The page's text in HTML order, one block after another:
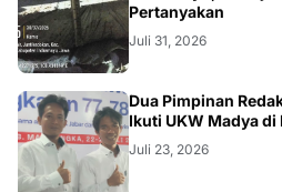
Pertanyakan
Juli 31, 2026
Dua Pimpinan
Ikuti UKW Madya
Juli 23, 2026